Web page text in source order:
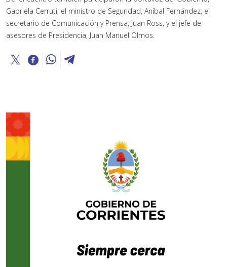
Gabriela Cerruti; el ministro de Seguridad, Aníbal Fernández; el
secretario de Comunicación y Prensa, Juan Ross, y el jefe de
asesores de Presidencia, Juan Manuel Olmos.